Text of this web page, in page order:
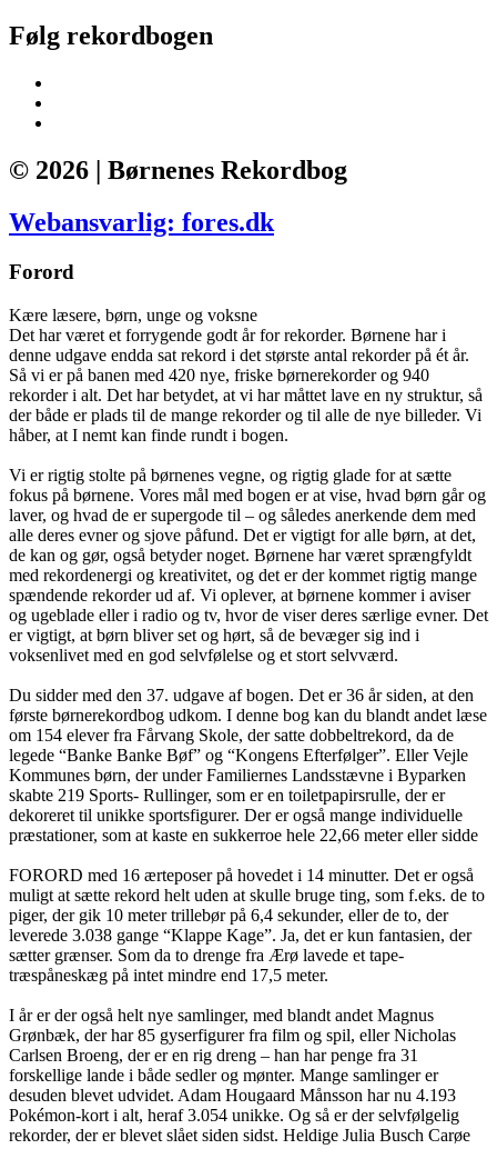
Følg rekordbogen
© 2026 | Børnenes Rekordbog
Webansvarlig: fores.dk
Forord
Kære læsere, børn, unge og voksne
Det har været et forrygende godt år for rekorder. Børnene har i
denne udgave endda sat rekord i det største antal rekorder på ét år.
Så vi er på banen med 420 nye, friske børnerekorder og 940
rekorder i alt. Det har betydet, at vi har måttet lave en ny struktur, så
der både er plads til de mange rekorder og til alle de nye billeder. Vi
håber, at I nemt kan finde rundt i bogen.
Vi er rigtig stolte på børnenes vegne, og rigtig glade for at sætte
fokus på børnene. Vores mål med bogen er at vise, hvad børn går og
laver, og hvad de er supergode til – og således anerkende dem med
alle deres evner og sjove påfund. Det er vigtigt for alle børn, at det,
de kan og gør, også betyder noget. Børnene har været sprængfyldt
med rekordenergi og kreativitet, og det er der kommet rigtig mange
spændende rekorder ud af. Vi oplever, at børnene kommer i aviser
og ugeblade eller i radio og tv, hvor de viser deres særlige evner. Det
er vigtigt, at børn bliver set og hørt, så de bevæger sig ind i
voksenlivet med en god selvfølelse og et stort selvværd.
Du sidder med den 37. udgave af bogen. Det er 36 år siden, at den
første børnerekordbog udkom. I denne bog kan du blandt andet læse
om 154 elever fra Fårvang Skole, der satte dobbeltrekord, da de
legede “Banke Banke Bøf” og “Kongens Efterfølger”. Eller Vejle
Kommunes børn, der under Familiernes Landsstævne i Byparken
skabte 219 Sports- Rullinger, som er en toiletpapirsrulle, der er
dekoreret til unikke sportsfigurer. Der er også mange individuelle
præstationer, som at kaste en sukkerroe hele 22,66 meter eller sidde
FORORD med 16 ærteposer på hovedet i 14 minutter. Det er også
muligt at sætte rekord helt uden at skulle bruge ting, som f.eks. de to
piger, der gik 10 meter trillebør på 6,4 sekunder, eller de to, der
leverede 3.038 gange “Klappe Kage”. Ja, det er kun fantasien, der
sætter grænser. Som da to drenge fra Ærø lavede et tape-
træspåneskæg på intet mindre end 17,5 meter.
I år er der også helt nye samlinger, med blandt andet Magnus
Grønbæk, der har 85 gyserfigurer fra film og spil, eller Nicholas
Carlsen Broeng, der er en rig dreng – han har penge fra 31
forskellige lande i både sedler og mønter. Mange samlinger er
desuden blevet udvidet. Adam Hougaard Månsson har nu 4.193
Pokémon-kort i alt, heraf 3.054 unikke. Og så er der selvfølgelig
rekorder, der er blevet slået siden sidst. Heldige Julia Busch Carøe